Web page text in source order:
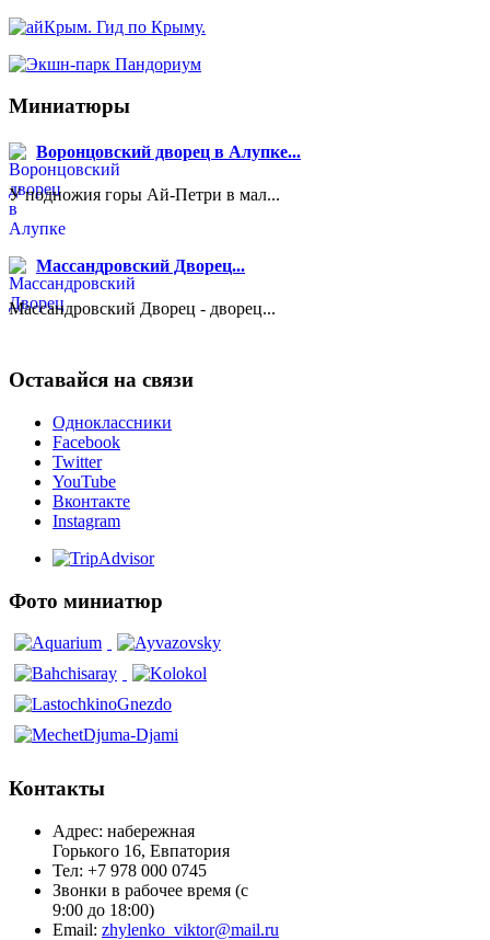
Миниатюры
Воронцовский дворец в Алупке...
У подножия горы Ай-Петри в мал...
Массандровский Дворец...
Массандровский Дворец - дворец...
Оставайся на связи
Одноклассники
Facebook
Twitter
YouTube
Вконтакте
Instagram
Фото миниатюр
Контакты
Адрес: набережная
Горького 16, Евпатория
Тел: +7 978 000 0745
Звонки в рабочее время (с
9:00 до 18:00)
Email: zhylenko_viktor@mail.ru